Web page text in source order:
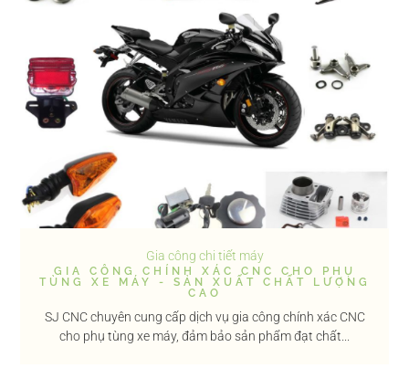
Gia công chi tiết máy
GIA CÔNG CHÍNH XÁC CNC CHO PHỤ
TÙNG XE MÁY - SẢN XUẤT CHẤT LƯỢNG
CAO
SJ CNC chuyên cung cấp dịch vụ gia công chính xác CNC
cho phụ tùng xe máy, đảm bảo sản phẩm đạt chất...